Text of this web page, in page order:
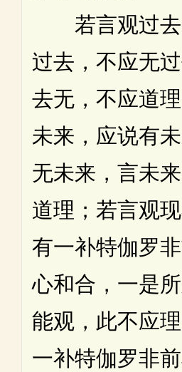
若言观过去
过去，不应无
去无，不应道
未来，应说有
无未来，言未
道理；若言观
有一补特伽罗
心和合，一是
能观，此不应
一补特伽罗非